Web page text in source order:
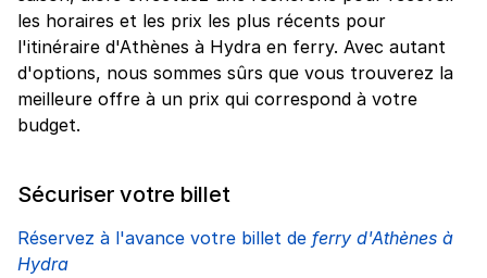
les horaires et les prix les plus récents pour
l'itinéraire d'Athènes à Hydra en ferry. Avec autant
d'options, nous sommes sûrs que vous trouverez la
meilleure offre à un prix qui correspond à votre
budget.
Sécuriser votre billet
Réservez à l'avance votre billet de ferry d'Athènes à
Hydra